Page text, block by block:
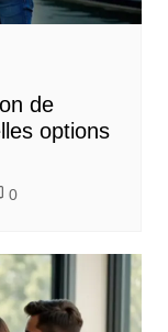
de
options
0